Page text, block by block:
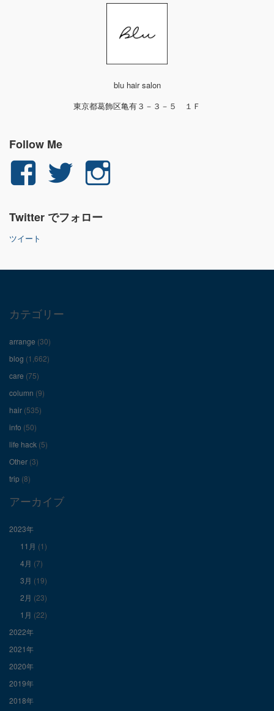
blu hair salon
東京都葛飾区亀有３－３－５ １Ｆ
Follow Me
yuichi.fujita.351
ん
ロ
フ
ィ
ー
ル
を
Facebook
で
示
yu_1_fjt
ん
Twitter でフォロー
ツイート
カテゴリー
arrange (30)
blog (1,662)
care (75)
column (9)
hair (535)
info (50)
life hack (5)
Other (3)
trip (8)
アーカイブ
2023年
11月 (1)
4月 (7)
3月 (19)
2月 (23)
1月 (22)
2022年
2021年
2020年
2019年
2018年